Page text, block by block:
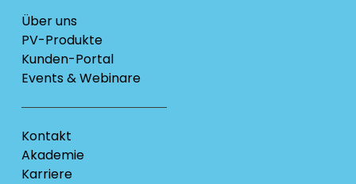
Über uns
PV-Produkte
Kunden-Portal
Events & Webinare
Kontakt
Akademie
Karriere